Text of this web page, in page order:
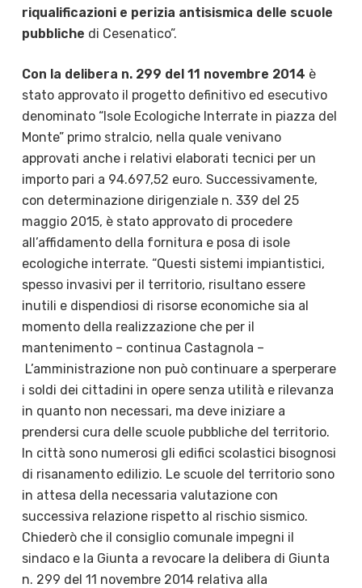
riqualificazioni e perizia antisismica delle scuole
pubbliche di Cesenatico”.
Con la delibera n. 299 del 11 novembre 2014 è
stato approvato il progetto definitivo ed esecutivo
denominato “Isole Ecologiche Interrate in piazza del
Monte” primo stralcio, nella quale venivano
approvati anche i relativi elaborati tecnici per un
importo pari a 94.697,52 euro. Successivamente,
con determinazione dirigenziale n. 339 del 25
maggio 2015, è stato approvato di procedere
all’affidamento della fornitura e posa di isole
ecologiche interrate. “Questi sistemi impiantistici,
spesso invasivi per il territorio, risultano essere
inutili e dispendiosi di risorse economiche sia al
momento della realizzazione che per il
mantenimento – continua Castagnola –
L’amministrazione non può continuare a sperperare
i soldi dei cittadini in opere senza utilità e rilevanza
in quanto non necessari, ma deve iniziare a
prendersi cura delle scuole pubbliche del territorio.
In città sono numerosi gli edifici scolastici bisognosi
di risanamento edilizio. Le scuole del territorio sono
in attesa della necessaria valutazione con
successiva relazione rispetto al rischio sismico.
Chiederò che il consiglio comunale impegni il
sindaco e la Giunta a revocare la delibera di Giunta
n. 299 del 11 novembre 2014 relativa alla